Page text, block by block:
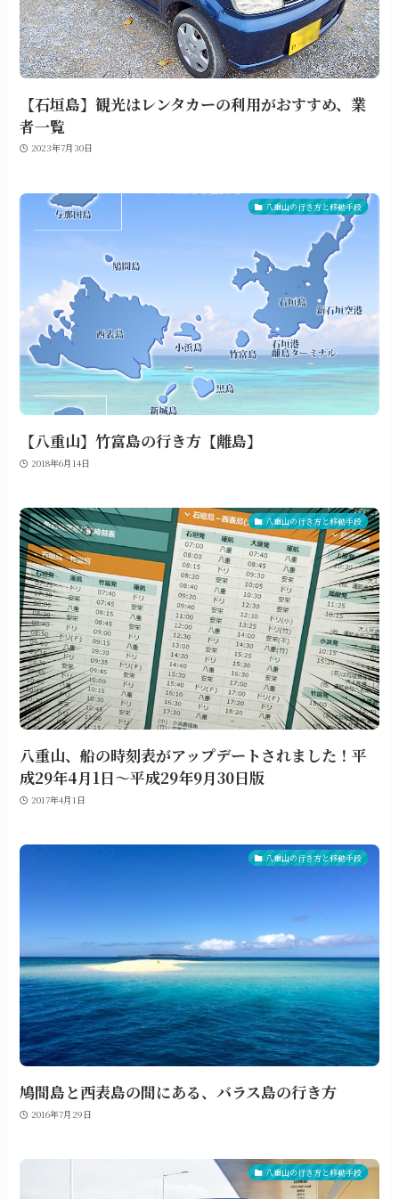
【石垣島】観光はレンタカーの利用がおすすめ、業
者一覧
2023年7月30日
八重山の行き方と移動手段
【八重山】竹富島の行き方【離島】
2018年6月14日
八重山の行き方と移動手段
八重山、船の時刻表がアップデートされました！平
成29年4月1日～平成29年9月30日版
2017年4月1日
八重山の行き方と移動手段
鳩間島と西表島の間にある、バラス島の行き方
2016年7月29日
八重山の行き方と移動手段